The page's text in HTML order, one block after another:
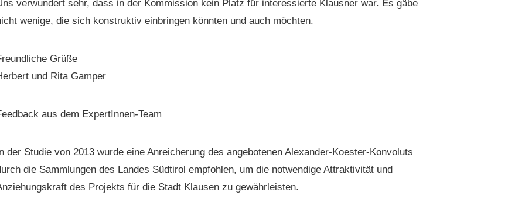
ver­wun­dert sehr, dass in der Kom­mis­sion kein Platz für inter­essierte Klaus­ner war. Es gäbe
wenige, die sich kon­struk­tiv ein­brin­gen kön­nten und auch möchten.
Grüße
und Rita Gamper
aus dem ExpertInnen-Team
der Studie von 2013 wurde eine Anre­icherung des ange­bote­nen Alexan­der-Koester-Kon­vo­luts
die Samm­lun­gen des Lan­des Südtirol emp­fohlen, um die notwendi­ge Attrak­tiv­ität und
des Pro­jek­ts für die Stadt Klausen zu gewährleisten.